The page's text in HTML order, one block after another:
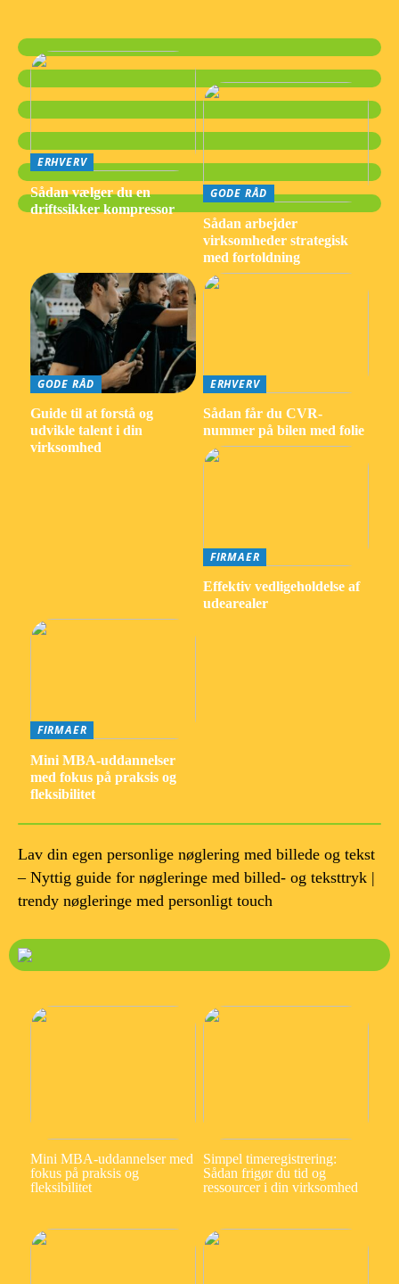
ERHVERV
Sådan vælger du en
driftssikker kompressor
GODE RÅD
Sådan arbejder
virksomheder strategisk
med fortoldning
GODE RÅD
Guide til at forstå og
udvikle talent i din
virksomhed
ERHVERV
Sådan får du CVR-
nummer på bilen med folie
FIRMAER
Effektiv vedligeholdelse af
udearealer
FIRMAER
Mini MBA-uddannelser
med fokus på praksis og
fleksibilitet
Lav din egen personlige nøglering med billede og tekst
– Nyttig guide for nøgleringe med billed- og teksttryk |
trendy nøgleringe med personligt touch
Mini MBA-uddannelser med
fokus på praksis og
fleksibilitet
Simpel timeregistrering:
Sådan frigør du tid og
ressourcer i din virksomhed